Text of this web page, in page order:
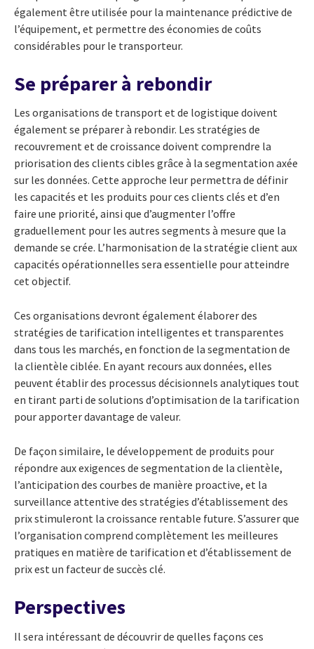
également être utilisée pour la maintenance prédictive de
l’équipement, et permettre des économies de coûts
considérables pour le transporteur.
Se préparer à rebondir
Les organisations de transport et de logistique doivent
également se préparer à rebondir. Les stratégies de
recouvrement et de croissance doivent comprendre la
priorisation des clients cibles grâce à la segmentation axée
sur les données. Cette approche leur permettra de définir
les capacités et les produits pour ces clients clés et d’en
faire une priorité, ainsi que d’augmenter l’offre
graduellement pour les autres segments à mesure que la
demande se crée. L’harmonisation de la stratégie client aux
capacités opérationnelles sera essentielle pour atteindre
cet objectif.
Ces organisations devront également élaborer des
stratégies de tarification intelligentes et transparentes
dans tous les marchés, en fonction de la segmentation de
la clientèle ciblée. En ayant recours aux données, elles
peuvent établir des processus décisionnels analytiques tout
en tirant parti de solutions d’optimisation de la tarification
pour apporter davantage de valeur.
De façon similaire, le développement de produits pour
répondre aux exigences de segmentation de la clientèle,
l’anticipation des courbes de manière proactive, et la
surveillance attentive des stratégies d’établissement des
prix stimuleront la croissance rentable future. S’assurer que
l’organisation comprend complètement les meilleures
pratiques en matière de tarification et d’établissement de
prix est un facteur de succès clé.
Perspectives
Il sera intéressant de découvrir de quelles façons ces